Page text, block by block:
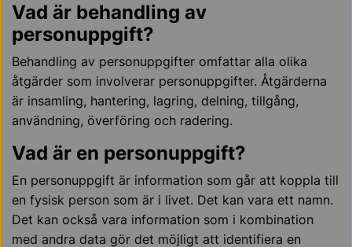
Vad är behandling av
personuppgift?
Behandling av personuppgifter omfattar alla olika
åtgärder som involverar personuppgifter. Åtgärderna
är insamling, hantering, lagring, delning, tillgång,
användning, överföring och radering.
Vad är en personuppgift?
En personuppgift är information som går att koppla till
en fysisk person som är i livet. Det kan vara ett namn.
Det kan också vara information som i kombination
med andra data gör det möjligt att identifiera en